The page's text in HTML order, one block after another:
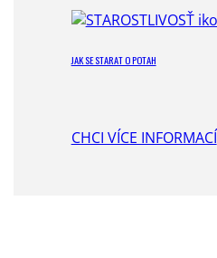
JAK SE STARAT O POTAH
CHCI VÍCE INFORMACÍ